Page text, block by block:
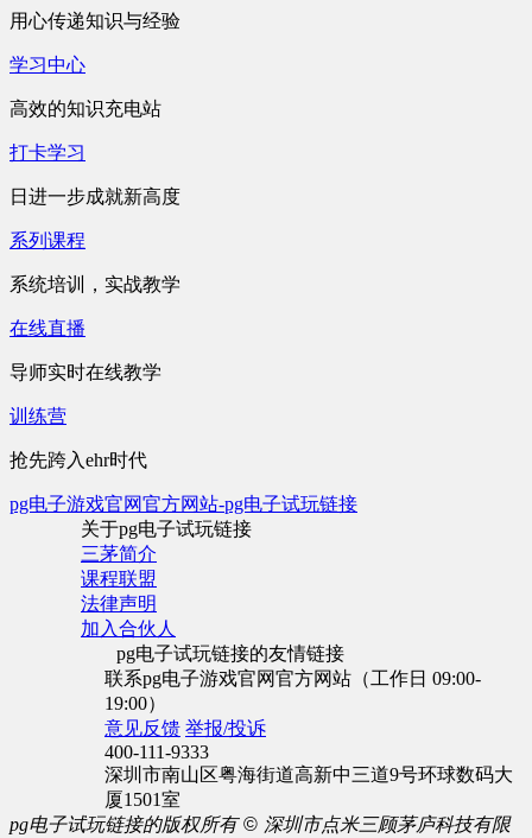
用心传递知识与经验
学习中心
高效的知识充电站
打卡学习
日进一步成就新高度
系列课程
系统培训，实战教学
在线直播
导师实时在线教学
训练营
抢先跨入ehr时代
pg电子游戏官网官方网站-pg电子试玩链接
关于pg电子试玩链接
三茅简介
课程联盟
法律声明
加入合伙人
pg电子试玩链接的友情链接
联系pg电子游戏官网官方网站（工作日 09:00-
19:00）
意见反馈 举报/投诉
400-111-9333
深圳市南山区粤海街道高新中三道9号环球数码大
厦1501室
pg电子试玩链接的版权所有 © 深圳市点米三顾茅庐科技有限